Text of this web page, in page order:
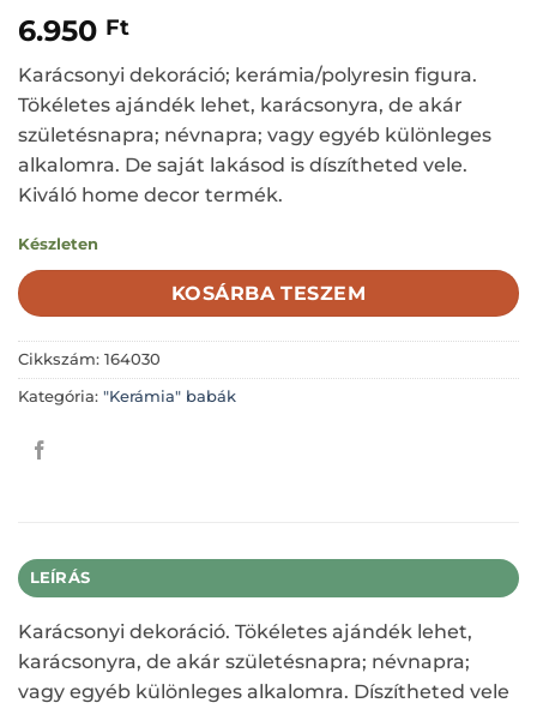
6.950 Ft
Karácsonyi dekoráció; kerámia/polyresin figura.
Tökéletes ajándék lehet, karácsonyra, de akár
születésnapra; névnapra; vagy egyéb különleges
alkalomra. De saját lakásod is díszítheted vele.
Kiváló home decor termék.
Készleten
KOSÁRBA TESZEM
Cikkszám: 164030
Kategória: "Kerámia" babák
LEÍRÁS
Karácsonyi dekoráció. Tökéletes ajándék lehet,
karácsonyra, de akár születésnapra; névnapra;
vagy egyéb különleges alkalomra. Díszítheted vele